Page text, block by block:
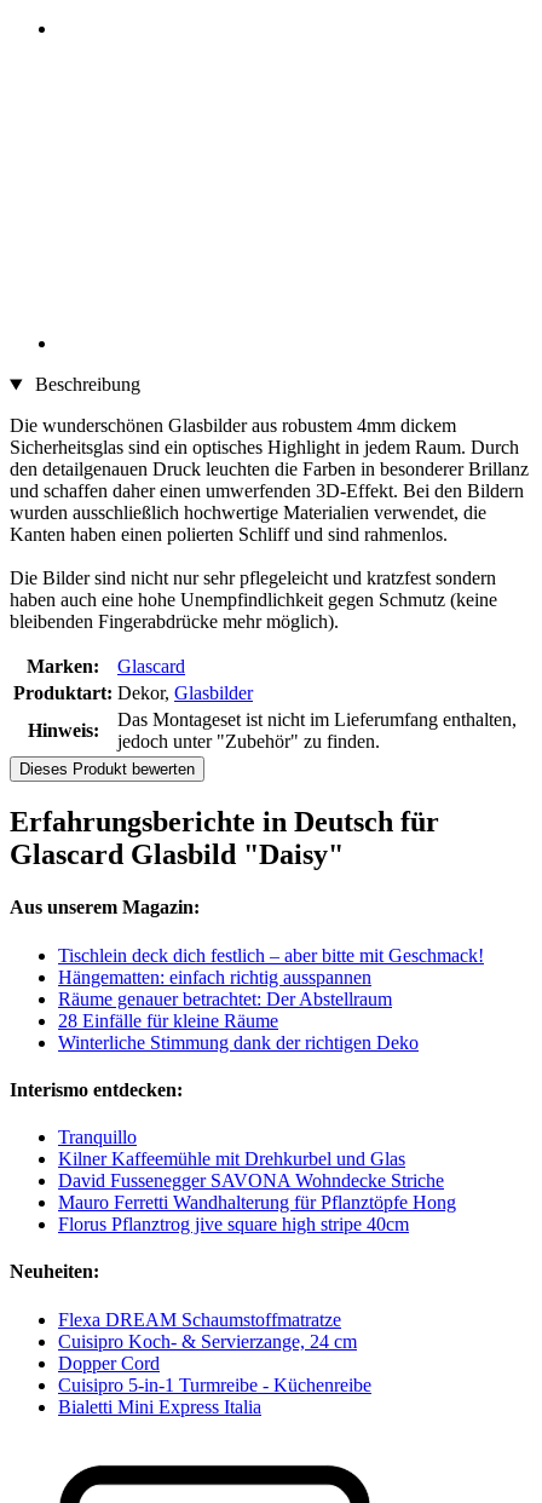
Beschreibung
Die wunderschönen Glasbilder aus robustem 4mm dickem
Sicherheitsglas sind ein optisches Highlight in jedem Raum. Durch
den detailgenauen Druck leuchten die Farben in besonderer Brillanz
und schaffen daher einen umwerfenden 3D-Effekt. Bei den Bildern
wurden ausschließlich hochwertige Materialien verwendet, die
Kanten haben einen polierten Schliff und sind rahmenlos.
Die Bilder sind nicht nur sehr pflegeleicht und kratzfest sondern
haben auch eine hohe Unempfindlichkeit gegen Schmutz (keine
bleibenden Fingerabdrücke mehr möglich).
Marken:
Glascard
Produktart: Dekor, Glasbilder
Hinweis:
Das Montageset ist nicht im Lieferumfang enthalten,
jedoch unter "Zubehör" zu finden.
Dieses Produkt bewerten
Erfahrungsberichte in Deutsch für
Glascard Glasbild "Daisy"
Aus unserem Magazin:
Tischlein deck dich festlich – aber bitte mit Geschmack!
Hängematten: einfach richtig ausspannen
Räume genauer betrachtet: Der Abstellraum
28 Einfälle für kleine Räume
Winterliche Stimmung dank der richtigen Deko
Interismo entdecken:
Tranquillo
Kilner Kaffeemühle mit Drehkurbel und Glas
David Fussenegger SAVONA Wohndecke Striche
Mauro Ferretti Wandhalterung für Pflanztöpfe Hong
Florus Pflanztrog jive square high stripe 40cm
Neuheiten:
Flexa DREAM Schaumstoffmatratze
Cuisipro Koch- & Servierzange, 24 cm
Dopper Cord
Cuisipro 5-in-1 Turmreibe - Küchenreibe
Bialetti Mini Express Italia